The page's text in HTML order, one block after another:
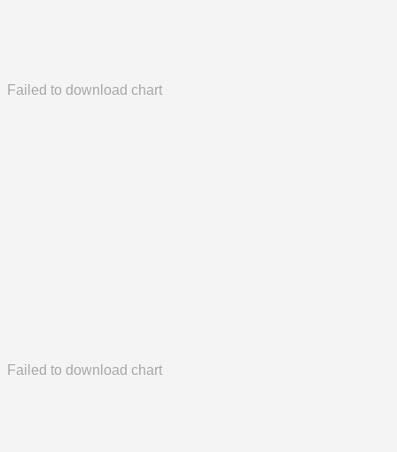
Failed to download chart
Failed to download chart